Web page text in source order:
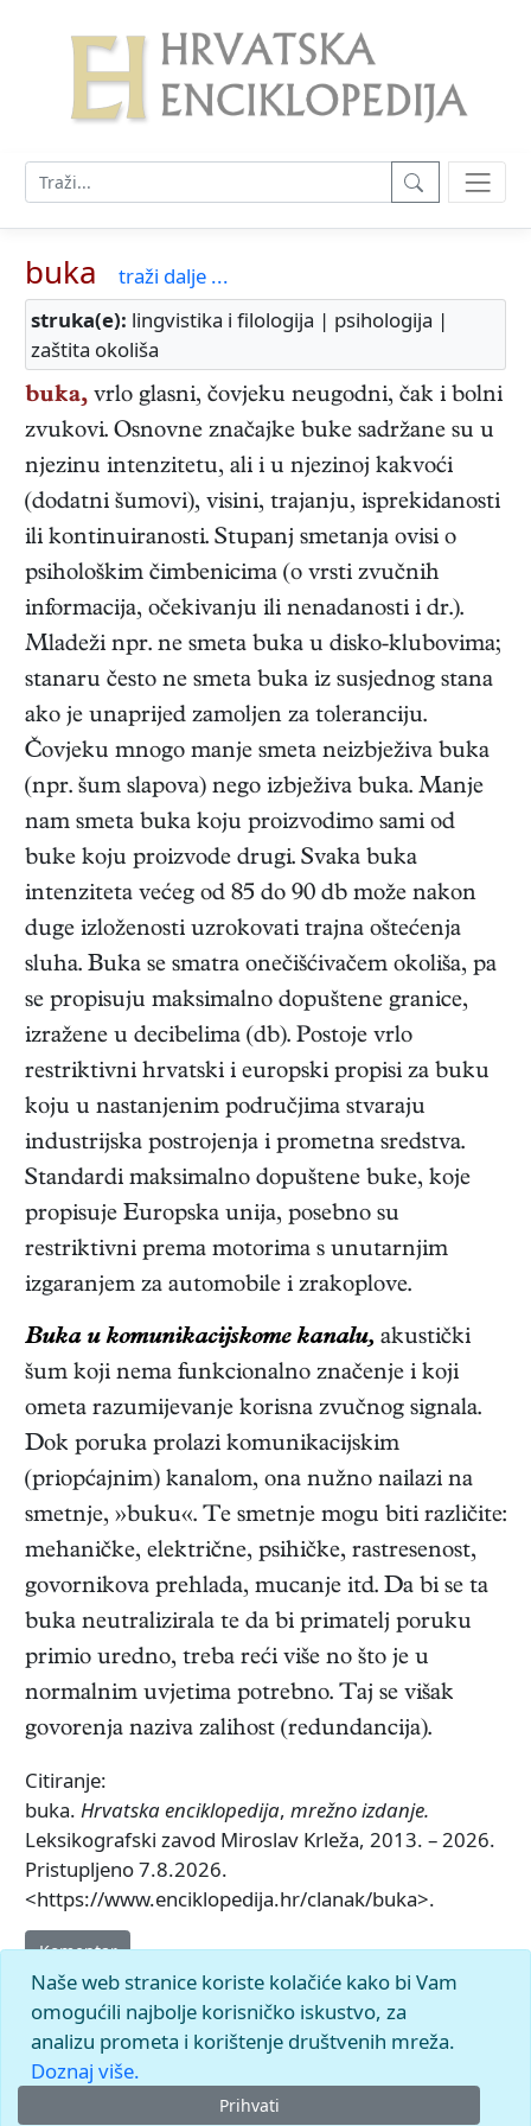
buka
traži dalje ...
struka(e): lingvistika i filologija | psihologija |
zaštita okoliša
buka, vrlo glasni, čovjeku neugodni, čak i bolni
zvukovi. Osnovne značajke buke sadržane su u
njezinu intenzitetu, ali i u njezinoj kakvoći
(dodatni šumovi), visini, trajanju, isprekidanosti
ili kontinuiranosti. Stupanj smetanja ovisi o
psihološkim čimbenicima (o vrsti zvučnih
informacija, očekivanju ili nenadanosti i dr.).
Mladeži npr. ne smeta buka u disko-klubovima;
stanaru često ne smeta buka iz susjednog stana
ako je unaprijed zamoljen za toleranciju.
Čovjeku mnogo manje smeta neizbježiva buka
(npr. šum slapova) nego izbježiva buka. Manje
nam smeta buka koju proizvodimo sami od
buke koju proizvode drugi. Svaka buka
intenziteta većeg od 85 do 90 db može nakon
duge izloženosti uzrokovati trajna oštećenja
sluha. Buka se smatra onečišćivačem okoliša, pa
se propisuju maksimalno dopuštene granice,
izražene u decibelima (db). Postoje vrlo
restriktivni hrvatski i europski propisi za buku
koju u nastanjenim područjima stvaraju
industrijska postrojenja i prometna sredstva.
Standardi maksimalno dopuštene buke, koje
propisuje Europska unija, posebno su
restriktivni prema motorima s unutarnjim
izgaranjem za automobile i zrakoplove.
Buka u komunikacijskome kanalu, akustički
šum koji nema funkcionalno značenje i koji
ometa razumijevanje korisna zvučnog signala.
Dok poruka prolazi komunikacijskim
(priopćajnim) kanalom, ona nužno nailazi na
smetnje, »buku«. Te smetnje mogu biti različite:
mehaničke, električne, psihičke, rastresenost,
govornikova prehlada, mucanje itd. Da bi se ta
buka neutralizirala te da bi primatelj poruku
primio uredno, treba reći više no što je u
normalnim uvjetima potrebno. Taj se višak
govorenja naziva zalihost (redundancija).
Citiranje:
buka. Hrvatska enciklopedija, mrežno izdanje.
Leksikografski zavod Miroslav Krleža, 2013. – 2026.
Pristupljeno 7.8.2026.
<https://www.enciklopedija.hr/clanak/buka>.
Komentar
Naše web stranice koriste kolačiće kako bi Vam
omogućili najbolje korisničko iskustvo, za
analizu prometa i korištenje društvenih mreža.
Doznaj više.
Prihvati